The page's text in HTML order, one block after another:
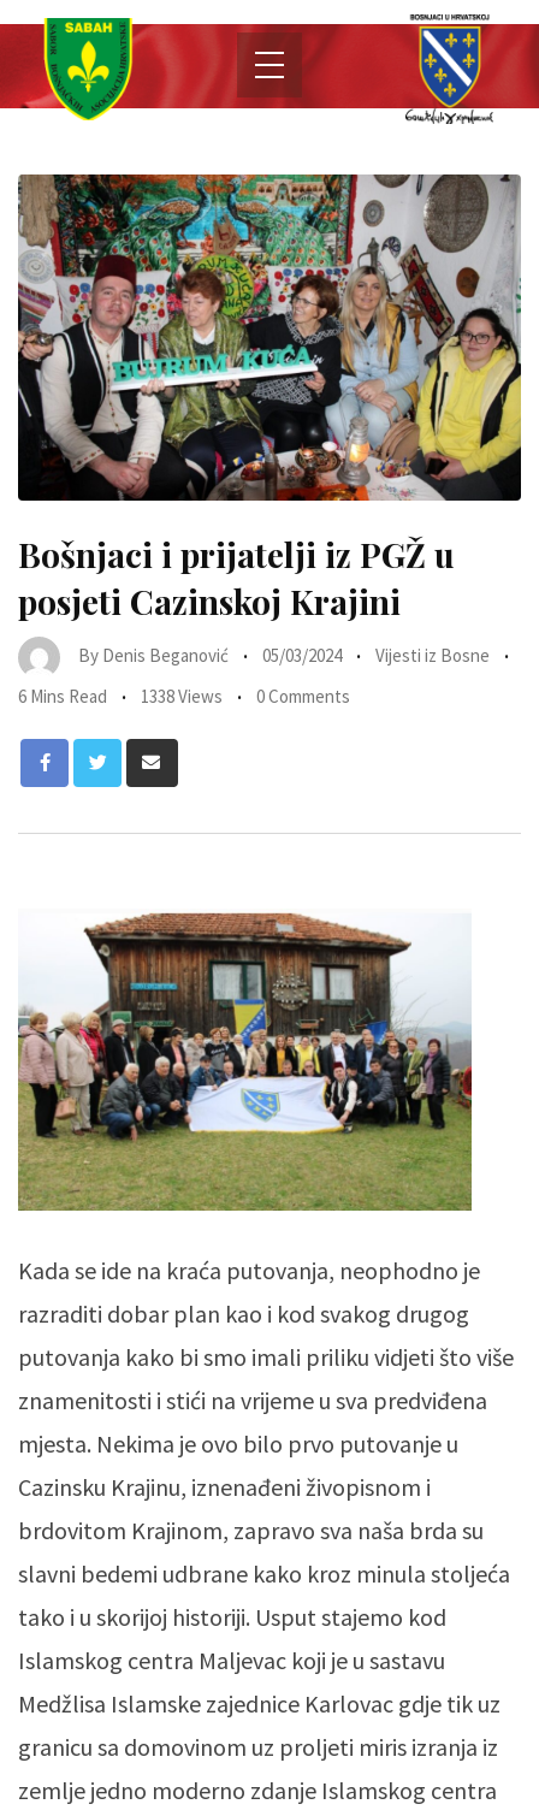
Bošnjaci i prijatelji iz PGŽ u
posjeti Cazinskoj Krajini
By Denis Beganović 05/03/2024
Vijesti iz Bosne
6 Mins Read
1338 Views 0 Comments
Kada se ide na kraća putovanja, neophodno je
razraditi dobar plan kao i kod svakog drugog
putovanja kako bi smo imali priliku vidjeti što više
znamenitosti i stići na vrijeme u sva predviđena
mjesta. Nekima je ovo bilo prvo putovanje u
Cazinsku Krajinu, iznenađeni živopisnom i
brdovitom Krajinom, zapravo sva naša brda su
slavni bedemi udbrane kako kroz minula stoljeća
tako i u skorijoj historiji. Usput stajemo kod
Islamskog centra Maljevac koji je u sastavu
Medžlisa Islamske zajednice Karlovac gdje tik uz
granicu sa domovinom uz proljeti miris izranja iz
zemlje jedno moderno zdanje Islamskog centra